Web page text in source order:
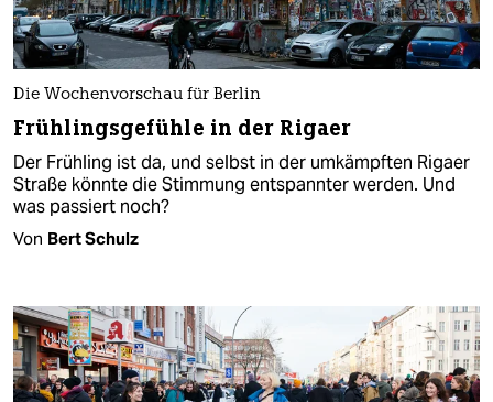
Die Wochenvorschau für Berlin
Frühlingsgefühle in der Rigaer
Der Frühling ist da, und selbst in der umkämpften Rigaer
Straße könnte die Stimmung entspannter werden. Und
was passiert noch?
Von Bert Schulz